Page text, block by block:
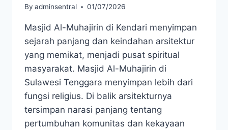
By adminsentral 01/07/2026
Masjid Al-Muhajirin di Kendari menyimpan
sejarah panjang dan keindahan arsitektur
yang memikat, menjadi pusat spiritual
masyarakat. Masjid Al-Muhajirin di
Sulawesi Tenggara menyimpan lebih dari
fungsi religius. Di balik arsitekturnya
tersimpan narasi panjang tentang
pertumbuhan komunitas dan kekayaan